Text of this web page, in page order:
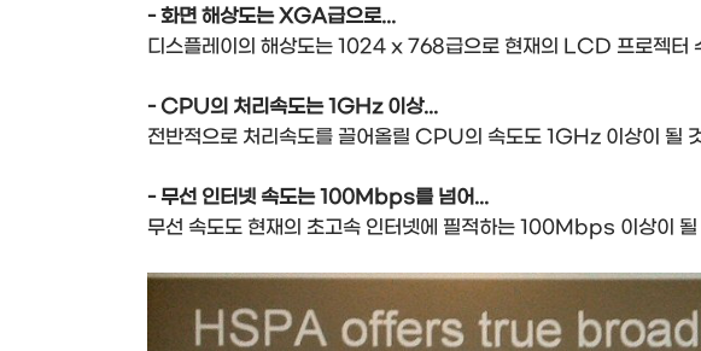
- 화면 해상도는 XGA급으로...
디스플레이의 해상도는 1024 x 768급으로 현재의 LCD 프로젝터
- CPU의 처리속도는 1GHz 이상...
전반적으로 처리속도를 끌어올릴 CPU의 속도도 1GHz 이상이 될
- 무선 인터넷 속도는 100Mbps를 넘어...
무선 속도도 현재의 초고속 인터넷에 필적하는 100Mbps 이상이 될